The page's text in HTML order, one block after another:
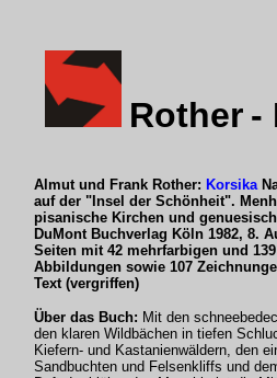
Rother -
Almut und Frank Rother: Korsika
auf der "Insel der Schönheit".
pisanische Kirchen und
DuMont Buchverlag Köln 1982, 8.
Seiten mit 42 mehrfarbigen und
Abbildungen sowie 107
Text (vergriffen)
Über das Buch: Mit den
den klaren Wildbächen in tiefen
Kiefern- und Kastanienwäldern, den
Sandbuchten und Felsenkliffs und